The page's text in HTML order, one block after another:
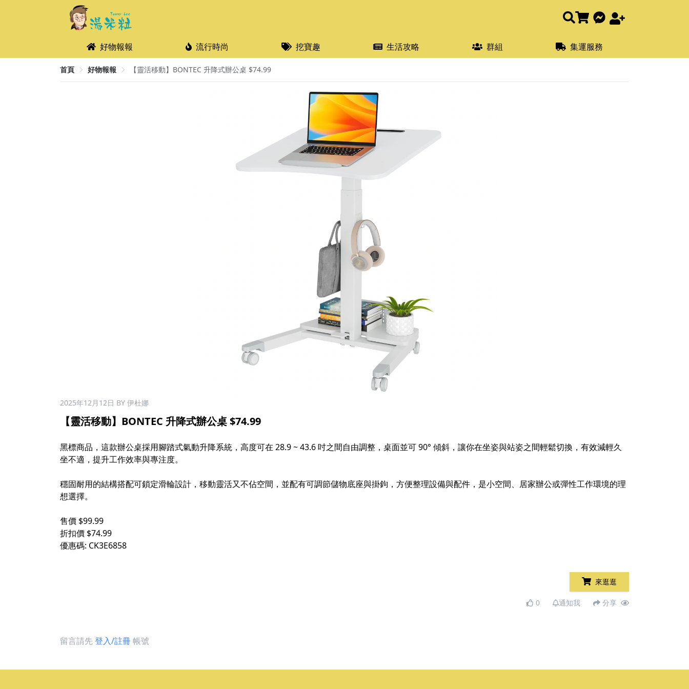
好物報報 流行時尚 挖寶趣 生活攻略 群組 集運服務
首頁 好物報報 【靈活移動】BONTEC 升降式辦公桌 $74.99
2025年12月12日 BY 伊杜娜
【靈活移動】BONTEC 升降式辦公桌 $74.99
黑標商品，這款辦公桌採用腳踏式氣動升降系統，高度可在 28.9 ~ 43.6 吋之間自由調整，桌面並可 90° 傾斜，讓你在坐姿與站姿之間輕鬆切換，有效減輕久
坐不適，提升工作效率與專注度。
穩固耐用的結構搭配可鎖定滑輪設計，移動靈活又不佔空間，並配有可調節儲物底座與掛鉤，方便整理設備與配件，是小空間、居家辦公或彈性工作環境的理
想選擇。
售價 $99.99
折扣價 $74.99
優惠碼: CK3E6858
來逛逛
0 通知我 分享
留言請先登入/註冊帳號